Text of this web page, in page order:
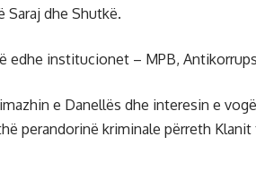
Saraj dhe Shutkë.
edhe institucionet – MPB,
e Danellës dhe interesin e
perandorinë kriminale përreth